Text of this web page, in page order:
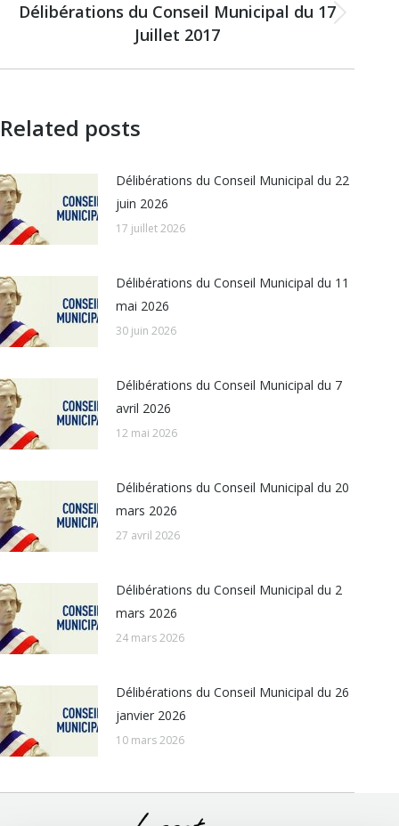
Article
suivant
:
Délibérations du Conseil Municipal du 17
Juillet 2017
Related posts
Délibérations du Conseil Municipal du 22
juin 2026
17 juillet 2026
Délibérations du Conseil Municipal du 11
mai 2026
30 juin 2026
Délibérations du Conseil Municipal du 7
avril 2026
12 mai 2026
Délibérations du Conseil Municipal du 20
mars 2026
27 avril 2026
Délibérations du Conseil Municipal du 2
mars 2026
24 mars 2026
Délibérations du Conseil Municipal du 26
janvier 2026
10 mars 2026